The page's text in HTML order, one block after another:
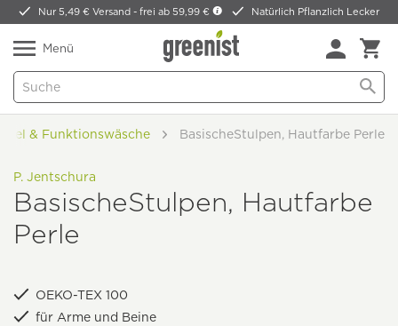
Nur 5,49 € Versand -frei ab 59,99 € Natürlich Pflanzlich Lecker
Menü
& Funktionswäsche BasischeStulpen, Hautfarbe Perle
P. Jentschura
BasischeStulpen, Hautfarbe
Perle
OEKO-TEX 100
für Arme und Beine